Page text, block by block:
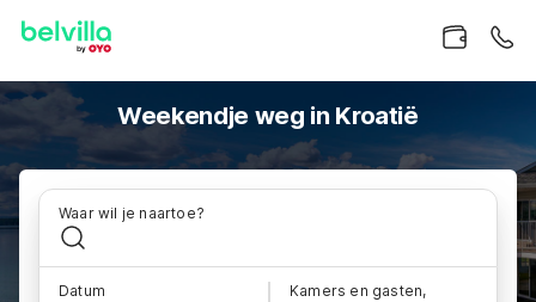
Weekendje weg in Kroatië
Waar wil je naartoe?
Datum Kamers en gasten,